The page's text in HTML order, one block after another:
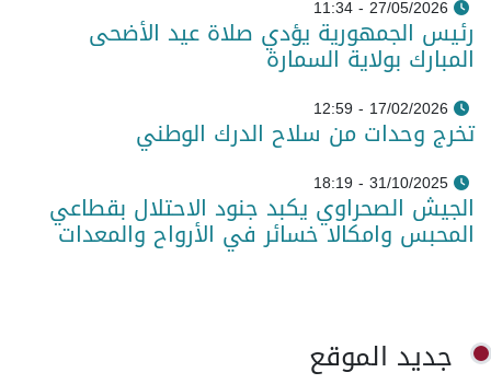
27/05/2026 - 11:34
رئيس الجمهورية يؤدي صلاة عيد الأضحى
المبارك بولاية السمارة
17/02/2026 - 12:59
تخرج وحدات من سلاح الدرك الوطني
31/10/2025 - 18:19
الجيش الصحراوي يكبد جنود الاحتلال بقطاعي
المحبس وامكالا خسائر في الأرواح والمعدات
جديد الموقع